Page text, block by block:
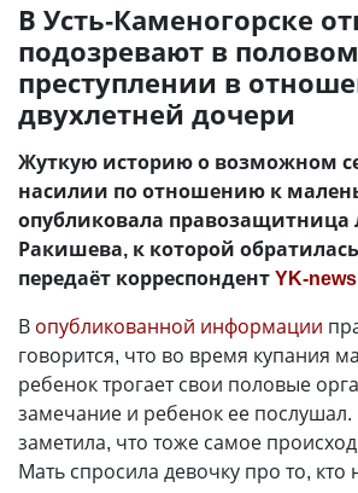
В Усть-Каменогорске
подозревают в половом
преступлении в
двухлетней дочери
Жуткую историю о возможном
насилии по отношению к
опубликовала правозащитница
Ракишева, к которой
передаёт корреспондентYK-
В опубликованной информации
говорится, что во время купания
ребенок трогает свои половые
замечание и ребенок ее
заметила, что тоже самое
Мать спросила девочку про то, кто